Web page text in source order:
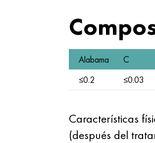
Alabama C
≤0.2
≤0.03
Características
(después del